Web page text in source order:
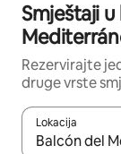
Smještaji u
Rezervirajte
druge vrste
Lokacija
Kada budu